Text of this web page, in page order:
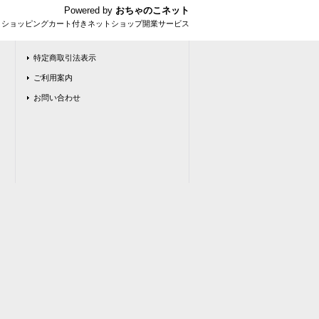
Powered by おちゃのこネット
ョッピングカート付きネットショップ開業サービス
特定商取引法表示
ご利用案内
お問い合わせ